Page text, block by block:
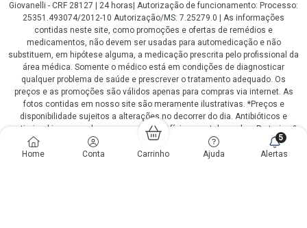
Home Conta Carrinho Ajuda Alertas
5
Giovanelli - CRF 28127 | 24 horas| Autorização de funcionamento: Processo:
25351.493074/2012-10 Autorização/MS: 7.25279.0 | As informações
contidas neste site, como promoções e ofertas de remédios e
medicamentos, não devem ser usadas para automedicação e não
substituem, em hipótese alguma, a medicação prescrita pelo profissional da
área médica. Somente o médico está em condições de diagnosticar
qualquer problema de saúde e prescrever o tratamento adequado. Os
preços e as promoções são válidos apenas para compras via internet. As
fotos contidas em nosso site são meramente ilustrativas. *Preços e
disponibilidade sujeitos a alterações no decorrer do dia. Antibióticos e
antimicrobianos vendas apenas em lojas físicas ou televendas. Portaria nº
344 - 01/02/1999 - Ministério da Saúde. Horário de funcionamento Central
de Vendas e Atendimento ao Cliente 4020 4404 ou 0800 282 10 10 de